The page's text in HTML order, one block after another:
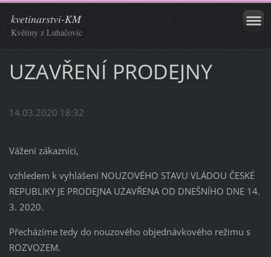
kvetinarstvi-KM
Květiny z Luhačovic
UZAVŘENÍ PRODEJNY
14.03.2020 18:32
Vážení zákazníci,
vzhledem k vyhlášení NOUZOVÉHO STAVU VLÁDOU ČESKÉ
REPUBLIKY JE PRODEJNA UZAVŘENA OD DNEŠNÍHO DNE 14.
3. 2020.
Přecházíme tedy do nouzového objednávkového režimu s
ROZVOZEM.